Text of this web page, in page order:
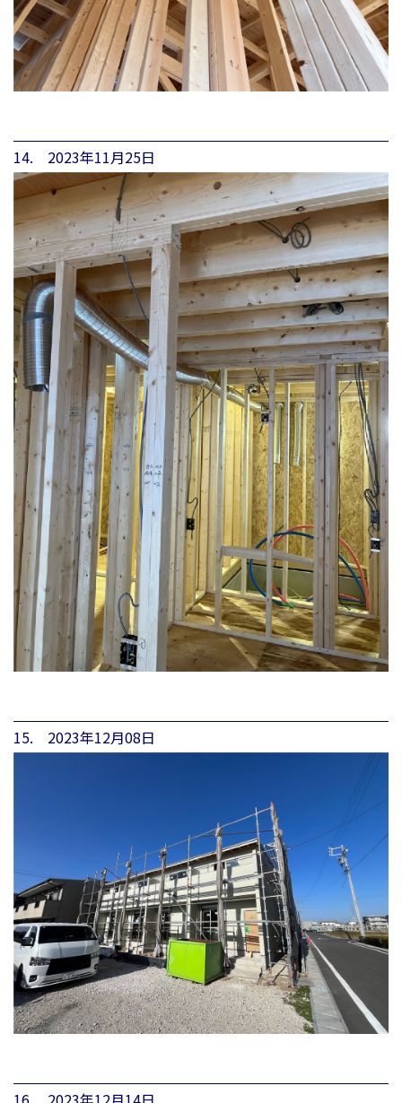
14. 2023年11月25日
15. 2023年12月08日